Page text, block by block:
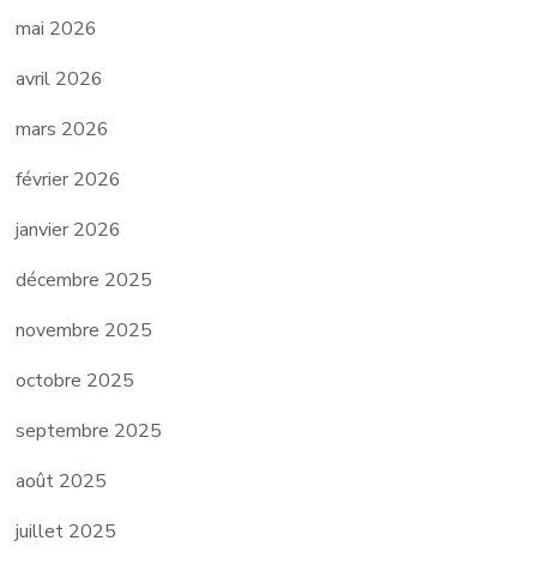
mai 2026
avril 2026
mars 2026
février 2026
janvier 2026
décembre 2025
novembre 2025
octobre 2025
septembre 2025
août 2025
juillet 2025